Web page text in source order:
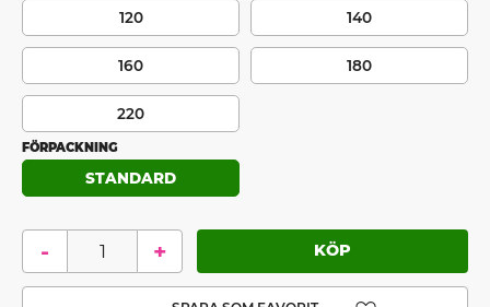
120 140
160 180
220
FÖRPACKNING
STANDARD
+
-